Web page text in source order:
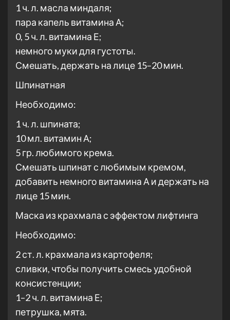
1 ч. л. масла миндаля;
пара капель витамина А;
0, 5 ч. л. витамина Е;
немного муки для густоты.
Смешать, держать на лице 15–20 мин.
Шпинатная
Необходимо:
1 ч. л. шпината;
10 мл. витамин А;
5 гр. любимого крема.
Смешать шпинат с любимым кремом,
добавить немного витамина А и держать на
лице 15 мин.
Маска из крахмала с эффектом лифтинга
Необходимо:
2 ст. л. крахмала из картофеля;
сливки, чтобы получить смесь удобной
консистенции;
1–2 ч. л. витамина Е;
петрушка, мята.